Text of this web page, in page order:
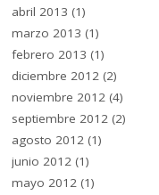
abril 2013 (1)
marzo 2013 (1)
febrero 2013 (1)
diciembre 2012 (2)
noviembre 2012 (4)
septiembre 2012 (2)
agosto 2012 (1)
junio 2012 (1)
mayo 2012 (1)